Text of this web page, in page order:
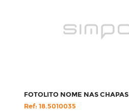
FOTOLITO NOME NAS CHAPAS
Ref: 18.5010035